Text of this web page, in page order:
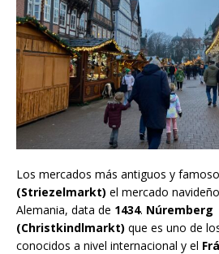
Los mercados más antiguos y
(Striezelmarkt) el mercado navideño
Alemania, data de 1434. Núremberg
(Christkindlmarkt) que es uno de
conocidos a nivel internacional y el